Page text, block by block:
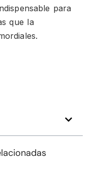
para
que la